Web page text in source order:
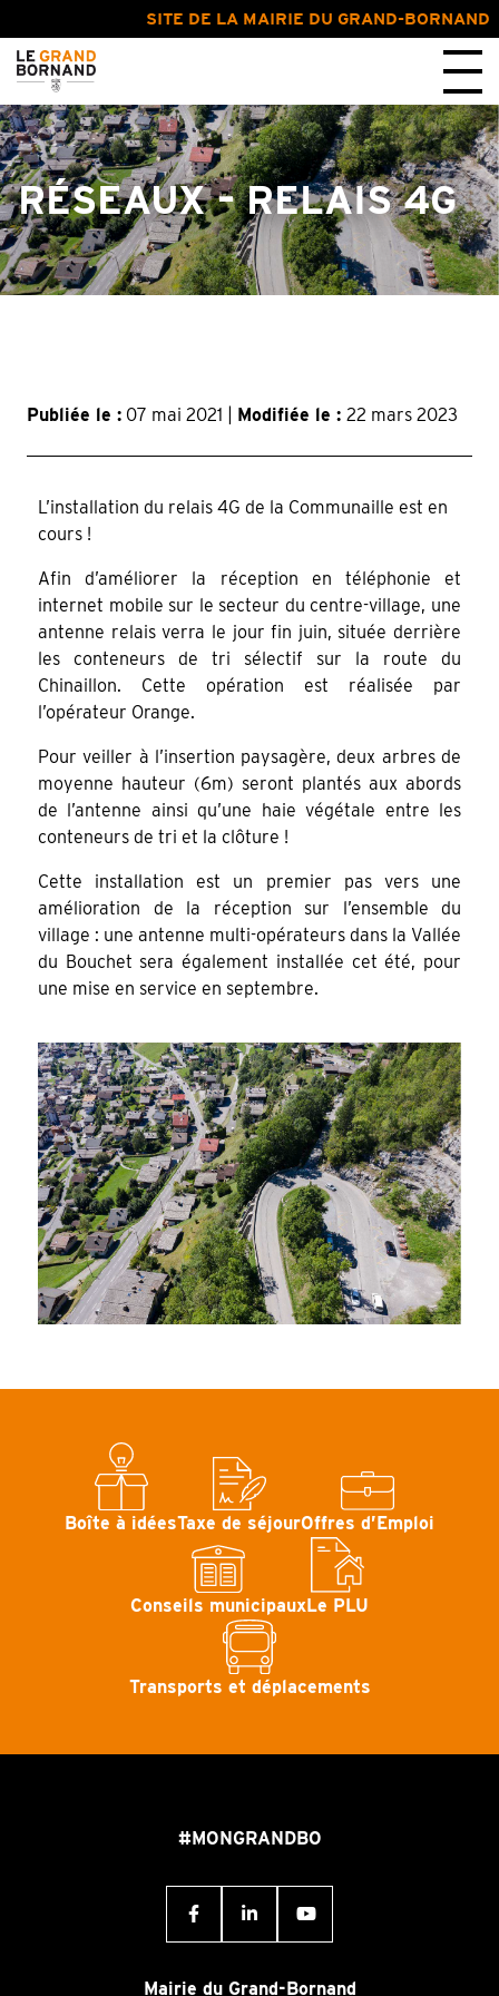
SITE DE LA MAIRIE DU GRAND-BORNAND
RÉSEAUX – RELAIS 4G
Publiée le : 07 mai 2021 | Modifiée le : 22 mars 2023
L’installation du relais 4G de la Communaille est en
cours !
Afin d’améliorer la réception en téléphonie et
internet mobile sur le secteur du centre-village, une
antenne relais verra le jour fin juin, située derrière
les conteneurs de tri sélectif sur la route du
Chinaillon. Cette opération est réalisée par
l’opérateur Orange.
Pour veiller à l’insertion paysagère, deux arbres de
moyenne hauteur (6m) seront plantés aux abords
de l’antenne ainsi qu’une haie végétale entre les
conteneurs de tri et la clôture !
Cette installation est un premier pas vers une
amélioration de la réception sur l’ensemble du
village : une antenne multi-opérateurs dans la Vallée
du Bouchet sera également installée cet été, pour
une mise en service en septembre.
Boîte à idéesTaxe de séjourOffres d’Emploi
Conseils municipauxLe PLU
Transports et déplacements
#MONGRANDBO
Mairie du Grand-Bornand